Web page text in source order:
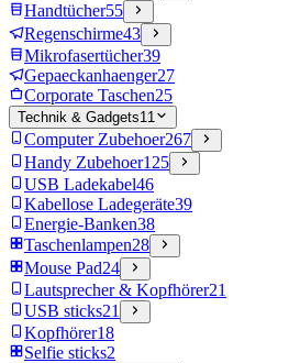
Handtücher55
Regenschirme43
Mikrofasertücher39
Gepaeckanhaenger27
Corporate Taschen25
Technik & Gadgets11
Computer Zubehoer267
Handy Zubehoer125
USB Ladekabel46
Kabellose Ladegeräte39
Energie-Banken38
Taschenlampen28
Mouse Pad24
Lautsprecher & Kopfhörer21
USB sticks21
Kopfhörer18
Selfie sticks2